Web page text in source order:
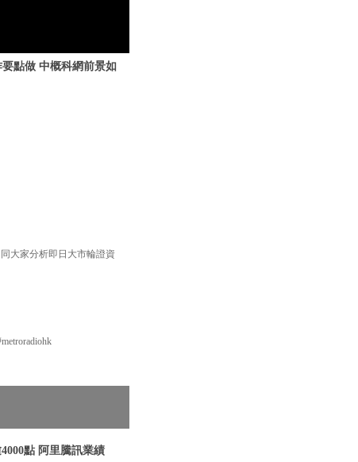
要點做 中概科網前景如
大家分析即日大市輪證資
點 阿里騰訊業績